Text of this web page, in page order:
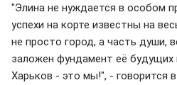
"Элина не нуждается в особом
успехи на корте известны на
не просто город, а часть души,
заложен фундамент её
Харьков - это мы!", - говорится